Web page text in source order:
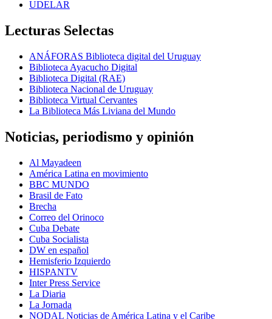
UDELAR
Lecturas Selectas
ANÁFORAS Biblioteca digital del Uruguay
Biblioteca Ayacucho Digital
Biblioteca Digital (RAE)
Biblioteca Nacional de Uruguay
Biblioteca Virtual Cervantes
La Biblioteca Más Liviana del Mundo
Noticias, periodismo y opinión
Al Mayadeen
América Latina en movimiento
BBC MUNDO
Brasil de Fato
Brecha
Correo del Orinoco
Cuba Debate
Cuba Socialista
DW en español
Hemisferio Izquierdo
HISPANTV
Inter Press Service
La Diaria
La Jornada
NODAL Noticias de América Latina y el Caribe